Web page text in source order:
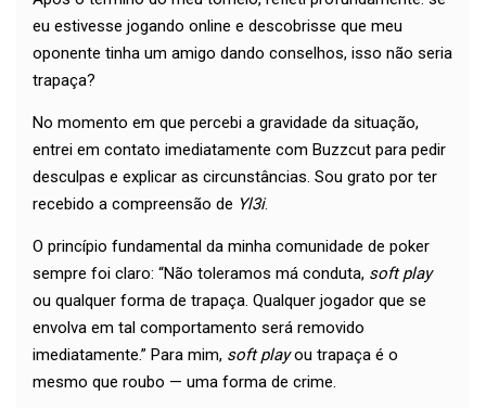
eu estivesse jogando online e descobrisse que meu
oponente tinha um amigo dando conselhos, isso não seria
trapaça?
No momento em que percebi a gravidade da situação,
entrei em contato imediatamente com Buzzcut para pedir
desculpas e explicar as circunstâncias. Sou grato por ter
recebido a compreensão de Yl3i.
O princípio fundamental da minha comunidade de poker
sempre foi claro: “Não toleramos má conduta, soft play
ou qualquer forma de trapaça. Qualquer jogador que se
envolva em tal comportamento será removido
imediatamente.” Para mim, soft playou trapaça é o
mesmo que roubo — uma forma de crime.